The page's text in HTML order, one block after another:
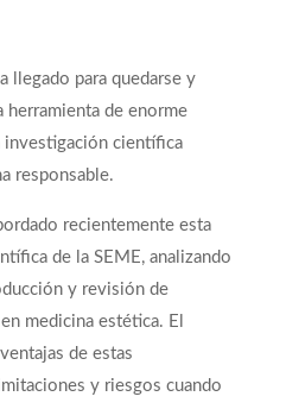
llegado para quedarse y
herramienta de enorme
investigación científica
responsable.
recientemente esta
de la SEME, analizando
y revisión de
medicina estética. El
de estas
y riesgos cuando